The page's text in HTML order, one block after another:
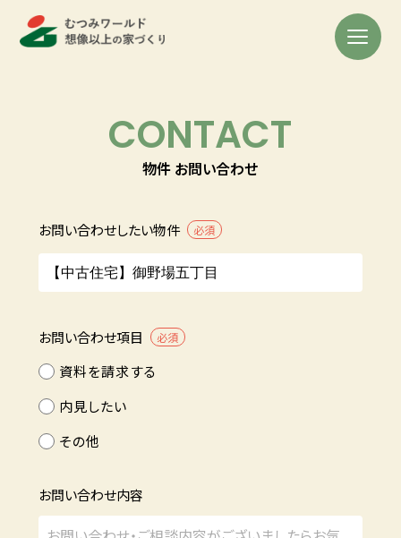
CONTACT
物件 お問い合わせ
お問い合わせしたい物件 必須
お問い合わせ項目 必須
資料を請求する
内見したい
その他
お問い合わせ内容